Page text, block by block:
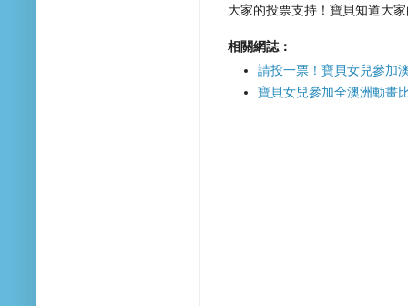
大家的投票支持！寶貝知道大
相關網誌：
請投一票！寶貝女兒參加
寶貝女兒參加全澳洲動畫